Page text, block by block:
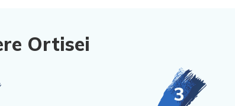
Ortisei
3